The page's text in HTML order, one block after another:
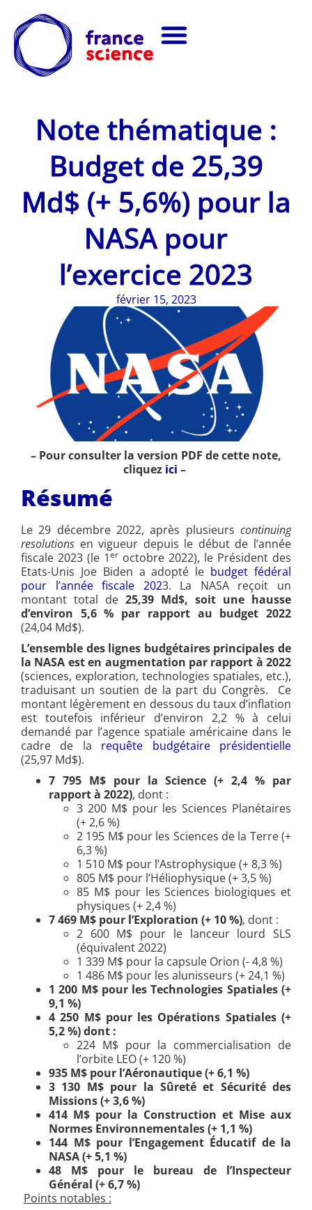
Note thématique :
Budget de 25,39
Md$ (+ 5,6%) pour la
NASA pour
l’exercice 2023
février 15, 2023
– Pour consulter la version PDF de cette note,
cliquez ici –
Résumé
Le 29 décembre 2022, après plusieurs continuing
resolutions en vigueur depuis le début de l’année
fiscale 2023 (le 1er octobre 2022), le Président des
Etats-Unis Joe Biden a adopté le budget fédéral
pour l’année fiscale 2023. La NASA reçoit un
montant total de 25,39 Md$, soit une hausse
d’environ 5,6 % par rapport au budget 2022
(24,04 Md$).
L’ensemble des lignes budgétaires principales de
la NASA est en augmentation par rapport à 2022
(sciences, exploration, technologies spatiales, etc.),
traduisant un soutien de la part du Congrès. Ce
montant légèrement en dessous du taux d’inflation
est toutefois inférieur d’environ 2,2 % à celui
demandé par l’agence spatiale américaine dans le
cadre de la requête budgétaire présidentielle
(25,97 Md$).
7 795 M$ pour la Science (+ 2,4 % par
rapport à 2022), dont :
3 200 M$ pour les Sciences Planétaires
(+ 2,6 %)
2 195 M$ pour les Sciences de la Terre (+
6,3 %)
1 510 M$ pour l’Astrophysique (+ 8,3 %)
805 M$ pour l’Héliophysique (+ 3,5 %)
85 M$ pour les Sciences biologiques et
physiques (+ 2,4 %)
7 469 M$ pour l’Exploration (+ 10 %), dont :
2 600 M$ pour le lanceur lourd SLS
(équivalent 2022)
1 339 M$ pour la capsule Orion (- 4,8 %)
1 486 M$ pour les alunisseurs (+ 24,1 %)
1 200 M$ pour les Technologies Spatiales (+
9,1 %)
4 250 M$ pour les Opérations Spatiales (+
5,2 %) dont :
224 M$ pour la commercialisation de
l’orbite LEO (+ 120 %)
935 M$ pour l’Aéronautique (+ 6,1 %)
3 130 M$ pour la Sûreté et Sécurité des
Missions (+ 3,6 %)
414 M$ pour la Construction et Mise aux
Normes Environnementales (+ 1,1 %)
144 M$ pour l’Engagement Éducatif de la
NASA (+ 5,1 %)
48 M$ pour le bureau de l’Inspecteur
Général (+ 6,7 %)
Points notables :